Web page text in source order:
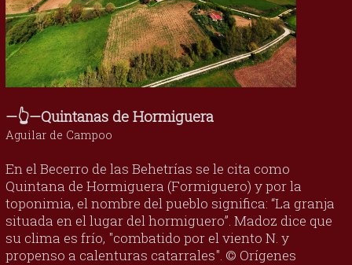
—👆—Quintanas de Hormiguera
Aguilar de Campoo
En el Becerro de las Behetrías se le cita como
Quintana de Hormiguera (Formiguero) y por la
toponimia, el nombre del pueblo significa: “La granja
situada en el lugar del hormiguero”. Madoz dice que
su clima es frío, "combatido por el viento N. y
propenso a calenturas catarrales". © Orígenes